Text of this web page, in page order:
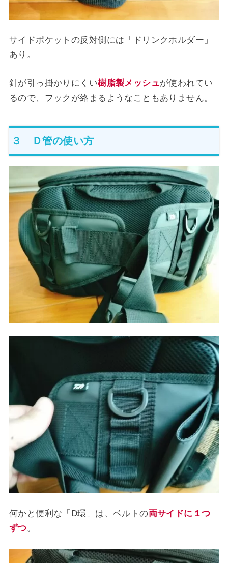
サイドポケットの反対側には「ドリンクホルダー」
あり。
針が引っ掛かりにくい樹脂製メッシュが使われてい
るので、フックが絡まるようなこともありません。
３ Ｄ管の使い方
何かと便利な「D環」は、ベルトの両サイドに１つ
ずつ。